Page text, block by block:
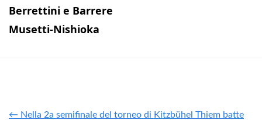
Berrettini e Barrere
Musetti-Nishioka
← Nella 2a semifinale del torneo di Kitzbühel Thiem batte